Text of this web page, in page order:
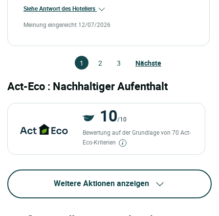
Siehe Antwort des Hoteliers
Meinung eingereicht 12/07/2026
1 2 3 Nächste
Act-Eco : Nachhaltiger Aufenthalt
10/10
Bewertung auf der Grundlage von 70 Act-
Eco-Kriterien
Weitere Aktionen anzeigen